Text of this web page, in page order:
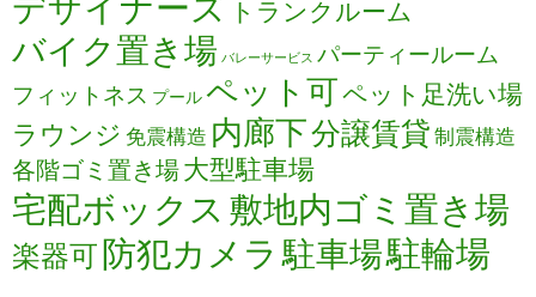
トランクルーム
バイク置き場 バレーサービス パーティールーム
フィットネス プールペット可ペット足洗い場
ラウンジ 免震構造 内廊下分譲賃貸制震構造
各階ゴミ置き場大型駐車場
宅配ボックス 敷地内ゴミ置き場
楽器可防犯カメラ 駐車場駐輪場